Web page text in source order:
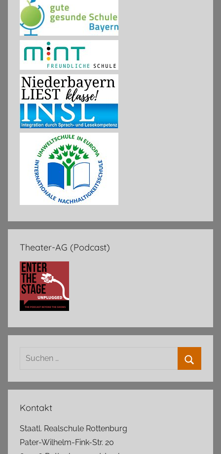
Theater-AG (Podcast)
Suchen
Kontakt
Staatl. Realschule Rottenburg
Pater-Wilhelm-Fink-Str. 20